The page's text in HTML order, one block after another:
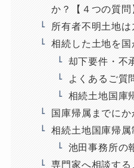
か？【４つの質問
所有者不明土地は
相続した土地を国
却下要件・不
よくあるご質
相続土地国庫
国庫帰属までに
相続土地国庫帰
池田事務所の
専門家へ相談する